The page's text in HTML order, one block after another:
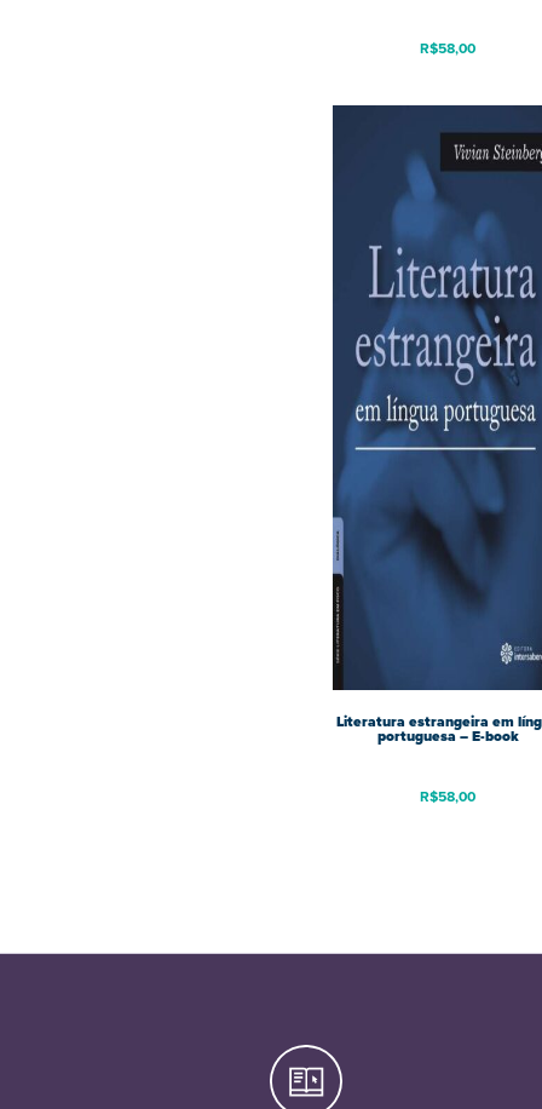
R$58,00
Literatura estrangeira em
portuguesa – E-book
R$58,00